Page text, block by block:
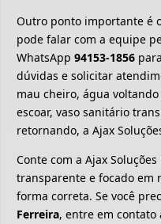
Outro ponto importante é
pode falar com a equipe
WhatsApp 94153-1856
dúvidas e solicitar
mau cheiro, água
escoar, vaso sanitário
retornando, a Ajax
Conte com a Ajax
transparente e focado em
forma correta. Se você
Ferreira, entre em